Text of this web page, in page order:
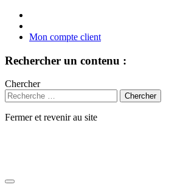
Mon compte client
Rechercher un contenu :
Chercher
Fermer et revenir au site